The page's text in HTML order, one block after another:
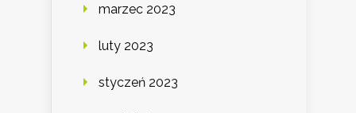
marzec 2023
luty 2023
styczeń 2023